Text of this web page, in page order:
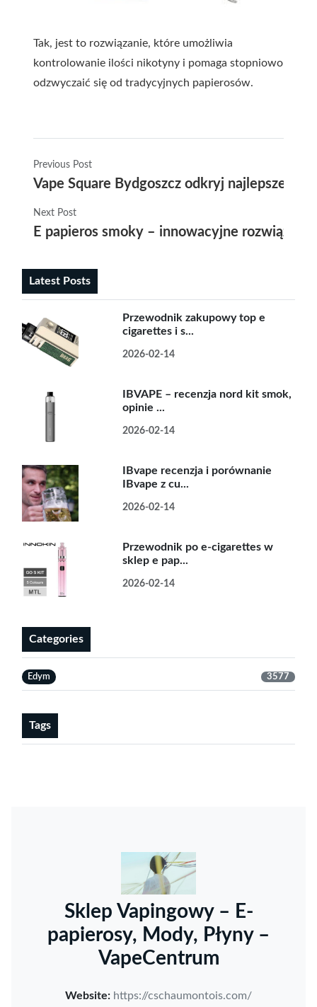
Tak, jest to rozwiązanie, które umożliwia
kontrolowanie ilości nikotyny i pomaga stopniowo
odzwyczaić się od tradycyjnych papierosów.
Previous Post
Vape Square Bydgoszcz odkryj najlepsze
Next Post
E papieros smoky – innowacyjne
Latest Posts
Przewodnik zakupowy top e
cigarettes i s...
2026-02-14
IBVAPE – recenzja nord kit smok,
opinie ...
2026-02-14
IBvape recenzja i porównanie
IBvape z cu...
2026-02-14
Przewodnik po e-cigarettes w
sklep e pap...
2026-02-14
Categories
Edym 3577
Tags
Sklep Vapingowy – E-
papierosy, Mody, Płyny –
VapeCentrum
Website: https://cschaumontois.com/